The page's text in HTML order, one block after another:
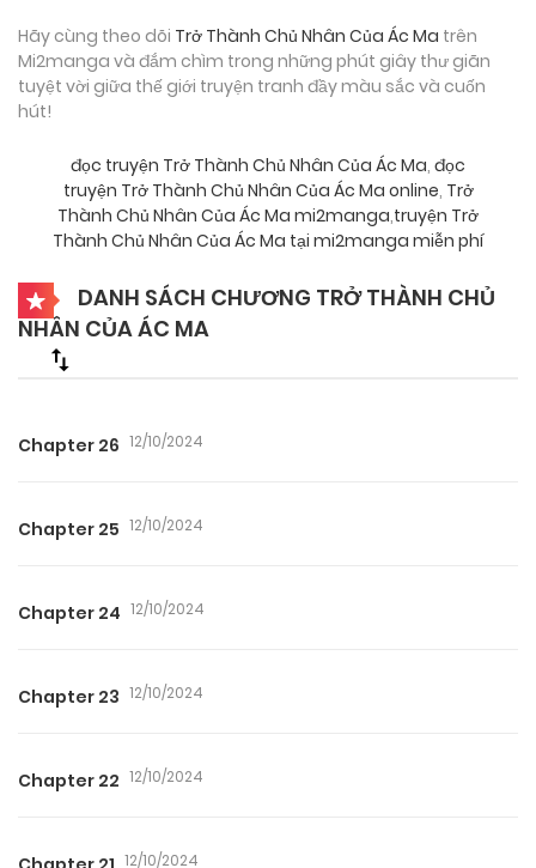
Hãy cùng theo dõi Trở Thành Chủ Nhân Của Ác Ma trên
Mi2manga và đắm chìm trong những phút giây thư giãn
tuyệt vời giữa thế giới truyện tranh đầy màu sắc và cuốn
hút!
đọc truyện Trở Thành Chủ Nhân Của Ác Ma, đọc
truyện Trở Thành Chủ Nhân Của Ác Ma online, Trở
Thành Chủ Nhân Của Ác Ma mi2manga,truyện Trở
Thành Chủ Nhân Của Ác Ma tại mi2manga miễn phí
DANH SÁCH CHƯƠNG TRỞ THÀNH CHỦ
NHÂN CỦA ÁC MA
Chapter 26 12/10/2024
Chapter 25 12/10/2024
Chapter 24 12/10/2024
Chapter 23 12/10/2024
Chapter 22 12/10/2024
12/10/2024